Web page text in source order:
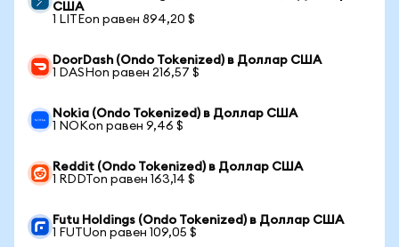
США
1 LITEon равен 894,20 $
DoorDash (Ondo Tokenized) в Доллар США
1 DASHon равен 216,57 $
Nokia (Ondo Tokenized) в Доллар США
1 NOKon равен 9,46 $
Reddit (Ondo Tokenized) в Доллар США
1 RDDTon равен 163,14 $
Futu Holdings (Ondo Tokenized) в Доллар США
1 FUTUon равен 109,05 $